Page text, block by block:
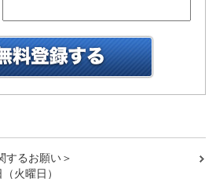
するお願い＞
火曜日）